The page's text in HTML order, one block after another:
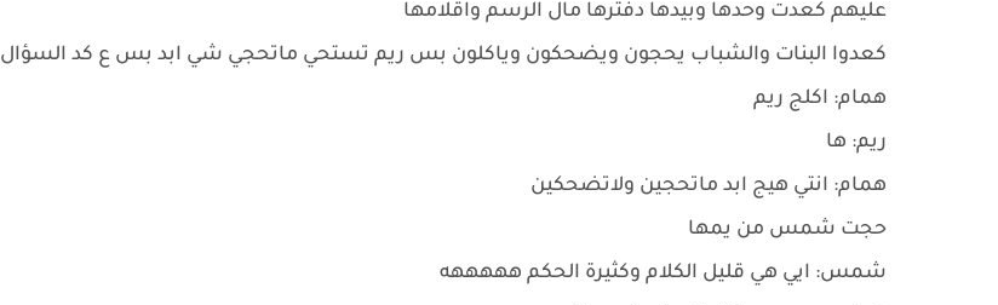
عليهم كعدت وحدها وبيدها دفترها مال الرسم واقلامها
كعدوا البنات والشباب يحجون ويضحكون وياكلون بس ريم تستحي ماتحجي شي ابد بس ع كد السؤال
همام: اكلج ريم
ريم: ها
همام: انتي هيج ابد ماتحجين ولاتضحكين
حجت شمس من يمها
شمس: ايي هي قليل الكلام وكثيرة الحكم هههههه